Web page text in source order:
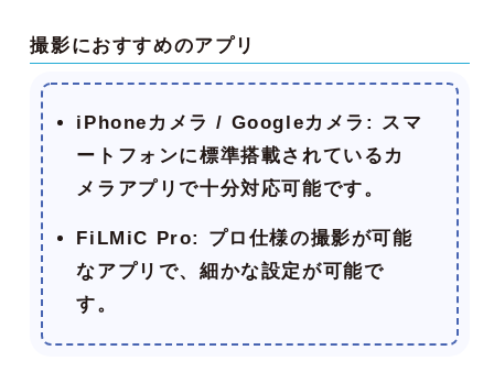
撮影におすすめのアプリ
iPhoneカメラ / Googleカメラ : スマ
ートフォンに標準搭載されているカ
メラアプリで十分対応可能です。
FiLMiC Pro: プロ仕様の撮影が可能
なアプリで、細かな設定が可能で
す。